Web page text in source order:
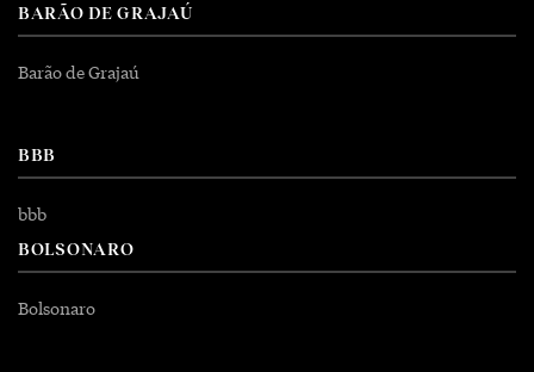
BARÃO DE GRAJAÚ
Barão de Grajaú
BBB
bbb
BOLSONARO
Bolsonaro